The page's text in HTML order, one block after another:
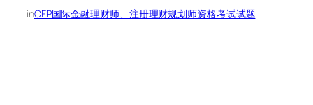
inCFP国际金融理财师、注册理财规划师资格考试试题